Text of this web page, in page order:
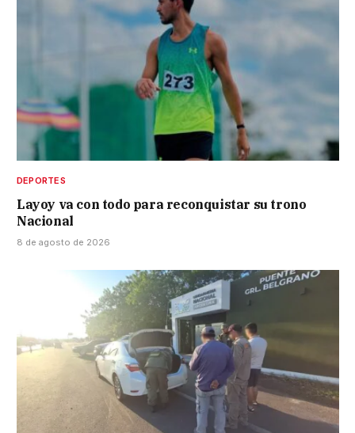
DEPORTES
Layoy va con todo para reconquistar su trono
Nacional
8 de agosto de 2026